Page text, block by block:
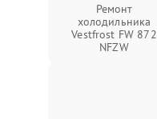
Ремонт
холодильника
Vestfrost FW 872
NFZW